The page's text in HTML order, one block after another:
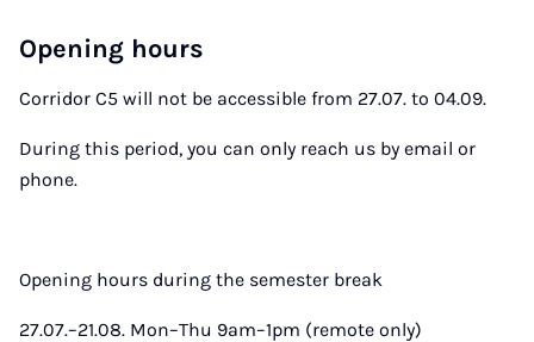
Opening hours
Corridor C5 will not be accessible from 27.07. to 04.09.
During this period, you can only reach us by email or
phone.
Opening hours during the semester break
27.07.–21.08. Mon–Thu 9am–1pm (remote only)